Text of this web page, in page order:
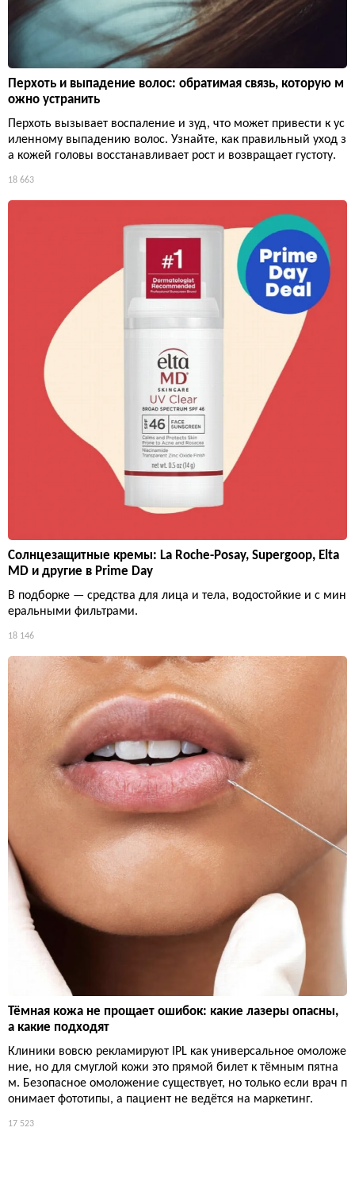
Перхоть и выпадение волос: обратимая связь, которую м
ожно устранить
Перхоть вызывает воспаление и зуд, что может привести к ус
иленному выпадению волос. Узнайте, как правильный уход з
а кожей головы восстанавливает рост и возвращает густоту.
18 663
Солнцезащитные кремы: La Roche-Posay, Supergoop, Elta
MD и другие в Prime Day
В подборке — средства для лица и тела, водостойкие и с мин
еральными фильтрами.
18 146
Тёмная кожа не прощает ошибок: какие лазеры опасны,
а какие подходят
Клиники вовсю рекламируют IPL как универсальное омоложе
ние, но для смуглой кожи это прямой билет к тёмным пятна
м. Безопасное омоложение существует, но только если врач п
онимает фототипы, а пациент не ведётся на маркетинг.
17 523